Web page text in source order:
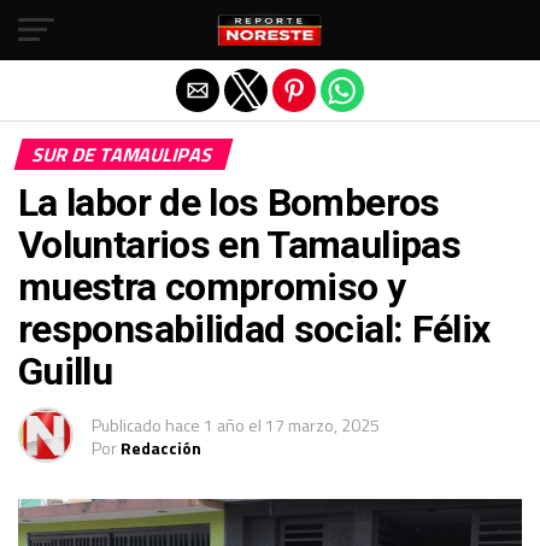
SUR DE TAMAULIPAS
La labor de los Bomberos
Voluntarios en Tamaulipas
muestra compromiso y
responsabilidad social: Félix
Guillu
Publicado hace 1 año el 17 marzo, 2025
PorRedacción
Salir de la versión móvil